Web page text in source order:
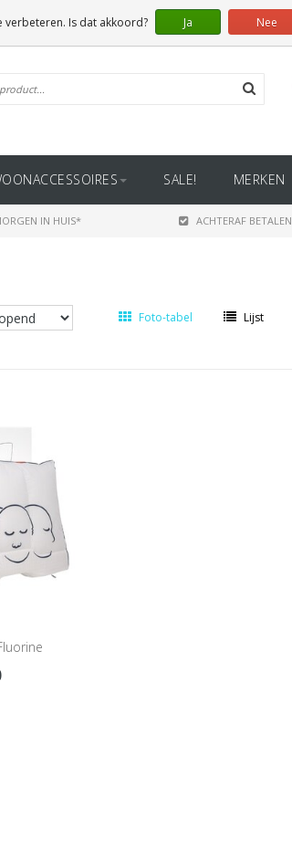
SALE! MERKEN
IN HUIS* ACHTERAF BETALEN
Foto-tabel Lijst
verbeteren. Is dat akkoord? Ja Nee